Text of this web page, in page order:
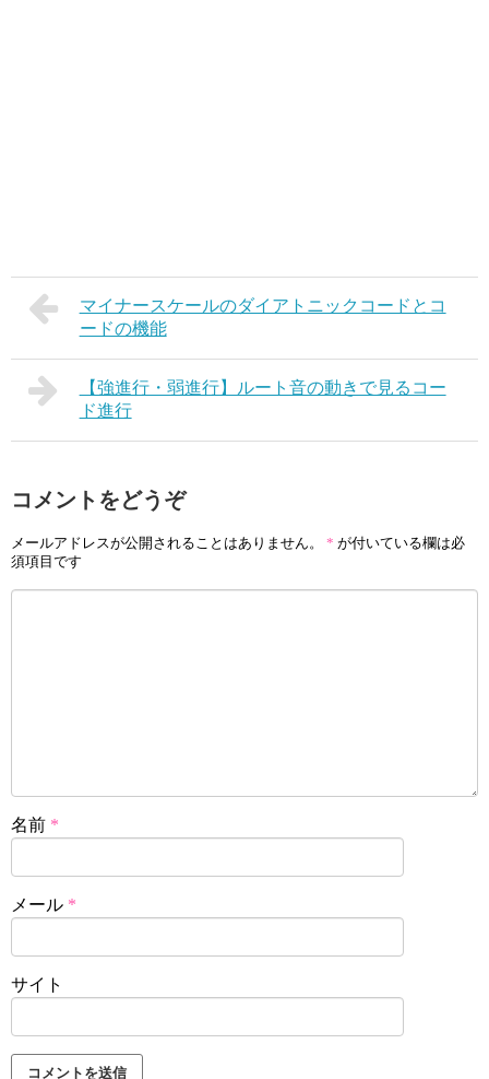
マイナースケールのダイアトニックコードとコ
ードの機能
【強進行・弱進行】ルート音の動きで見るコー
ド進行
コメントをどうぞ
メールアドレスが公開されることはありません。 * が付いている欄は必
須項目です
名前 *
メール *
サイト